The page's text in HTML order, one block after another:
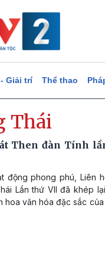
Giải trí Thể thao
Thái
Then đàn Tính
động phong phú, Liên
Lần thứ VII đã khép
hoa văn hóa đặc sắc